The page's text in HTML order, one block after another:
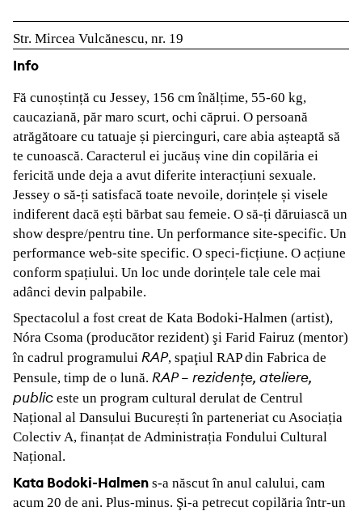
Str. Mircea Vulcănescu, nr. 19
Info
Fă cunoștință cu Jessey, 156 cm înălțime, 55-60 kg,
caucaziană, păr maro scurt, ochi căprui. O persoană
atrăgătoare cu tatuaje și piercinguri, care abia așteaptă să
te cunoască. Caracterul ei jucăuș vine din copilăria ei
fericită unde deja a avut diferite interacțiuni sexuale.
Jessey o să-ți satisfacă toate nevoile, dorințele și visele
indiferent dacă ești bărbat sau femeie. O să-ți dăruiască un
show despre/pentru tine. Un performance site-specific. Un
performance web-site specific. O speci-ficțiune. O acțiune
conform spațiului. Un loc unde dorințele tale cele mai
adânci devin palpabile.
Spectacolul a fost creat de Kata Bodoki-Halmen (artist),
Nóra Csoma (producător rezident) şi Farid Fairuz (mentor)
în cadrul programului RAP, spaţiul RAP din Fabrica de
Pensule, timp de o lună. RAP – rezidențe, ateliere,
public este un program cultural derulat de Centrul
Național al Dansului București în parteneriat cu Asociația
Colectiv A, finanțat de Administrația Fondului Cultural
Național.
Kata Bodoki-Halmen s-a născut în anul calului, cam
acum 20 de ani. Plus-minus. Şi-a petrecut copilăria într-un